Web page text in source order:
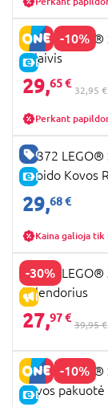
-10%
E-KAINA
75437
orlaivis
29,65 €
32,95 €
Perkant
GERA KAINA
E-KAINA
75372
Droido Kovos
29,68 €
Kaina galioja
-30%
75418
kalendorius
27,97 €
39,95 €
-10%
E-KAINA
75412 LEGO®
kovos pakuotė